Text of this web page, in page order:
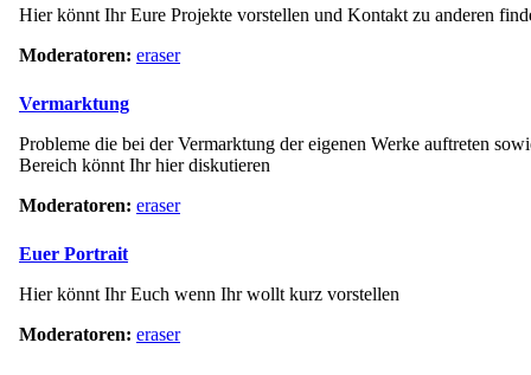
Hier könnt Ihr Eure Projekte vorstellen und Kontakt zu anderen
Moderatoren: eraser
Vermarktung
Probleme die bei der Vermarktung der eigenen Werke auftreten
Bereich könnt Ihr hier diskutieren
Moderatoren: eraser
Euer Portrait
Hier könnt Ihr Euch wenn Ihr wollt kurz vorstellen
Moderatoren: eraser